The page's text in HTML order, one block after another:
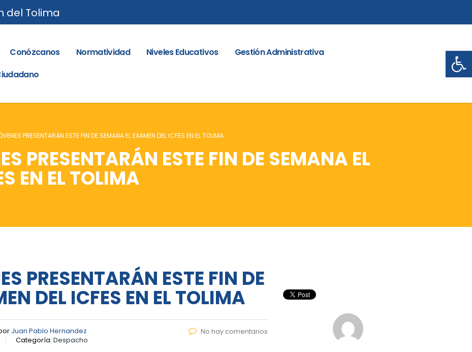
del Tolima
Conózcanos Normatividad Niveles Educativos
Gestión Administrativa
PRESENTARÁN ESTE FIN DE SEMANA EL EXAMEN DEL ICFES EN EL TOLIMA
PRESENTARÁN ESTE FIN DE SEMANA EL
EN EL TOLIMA
PRESENTARÁN ESTE FIN DE
DEL ICFES EN EL TOLIMA
Juan Pablo Hernandez
Categoría: Despacho
No hay comentarios